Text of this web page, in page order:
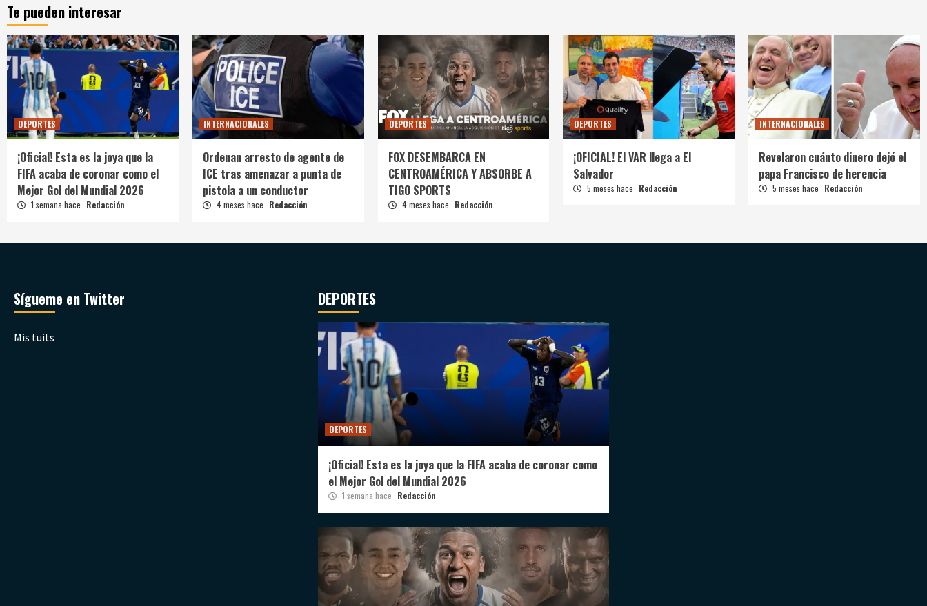
Te pueden interesar
DEPORTES
¡Oficial! Esta es la joya que la
FIFA acaba de coronar como el
Mejor Gol del Mundial 2026
1 semana hace Redacción
INTERNACIONALES
Ordenan arresto de agente de
ICE tras amenazar a punta de
pistola a un conductor
4 meses hace Redacción
DEPORTES
FOX DESEMBARCA EN
CENTROAMÉRICA Y ABSORBE A
TIGO SPORTS
4 meses hace Redacción
DEPORTES
¡OFICIAL! El VAR llega a El
Salvador
5 meses hace Redacción
INTERNACIONALES
Revelaron cuánto dinero dejó el
papa Francisco de herencia
5 meses hace Redacción
Sígueme en Twitter
Mis tuits
DEPORTES
DEPORTES
¡Oficial! Esta es la joya que la FIFA acaba de coronar como
el Mejor Gol del Mundial 2026
1 semana hace Redacción